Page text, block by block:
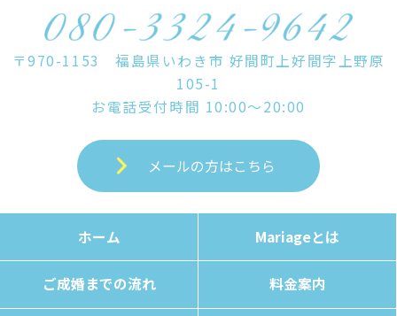
〒970-1153 福島県いわき市 好間町上好間字上野原
105-1
お電話受付時間 10:00～20:00
メールの方はこちら
ホーム Mariageとは
ご成婚までの流れ 料金案内